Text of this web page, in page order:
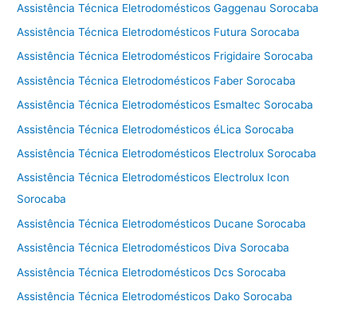
Assistência Técnica Eletrodomésticos Gaggenau Sorocaba
Assistência Técnica Eletrodomésticos Futura Sorocaba
Assistência Técnica Eletrodomésticos Frigidaire Sorocaba
Assistência Técnica Eletrodomésticos Faber Sorocaba
Assistência Técnica Eletrodomésticos Esmaltec Sorocaba
Assistência Técnica Eletrodomésticos éLica Sorocaba
Assistência Técnica Eletrodomésticos Electrolux Sorocaba
Assistência Técnica Eletrodomésticos Electrolux Icon
Sorocaba
Assistência Técnica Eletrodomésticos Ducane Sorocaba
Assistência Técnica Eletrodomésticos Diva Sorocaba
Assistência Técnica Eletrodomésticos Dcs Sorocaba
Assistência Técnica Eletrodomésticos Dako Sorocaba